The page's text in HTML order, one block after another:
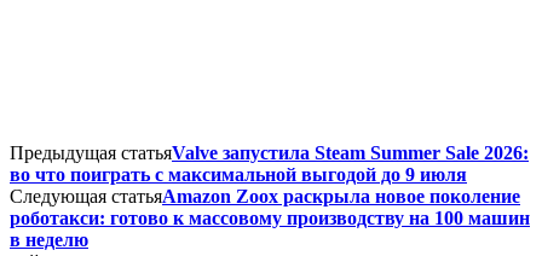
Предыдущая статьяValve запустила Steam Summer Sale 2026:
во что поиграть с максимальной выгодой до 9 июля
Следующая статьяAmazon Zoox раскрыла новое поколение
роботакси: готово к массовому производству на 100 машин
в неделю